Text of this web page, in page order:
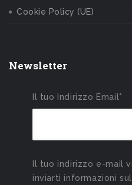
Cookie Policy (UE)
Newsletter
Il tuo Indirizzo Email*
Il tuo indirizzo e-mail
inviarti informazioni